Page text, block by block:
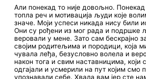
Али понекад то није довољно. Понекад
топла реч и мотивација људи које
значе. Моји успеси никада нису били
Они су рођени из мог рада и подршке
веровали у мене. Зато сам бескрајно
својим родитељима и породици, која
чувала леђа, безусловно волела и
након тога и свим наставницима, који
одгајали и усмерили на пут којим смо
упознавали себе. Хвала вам јер сте